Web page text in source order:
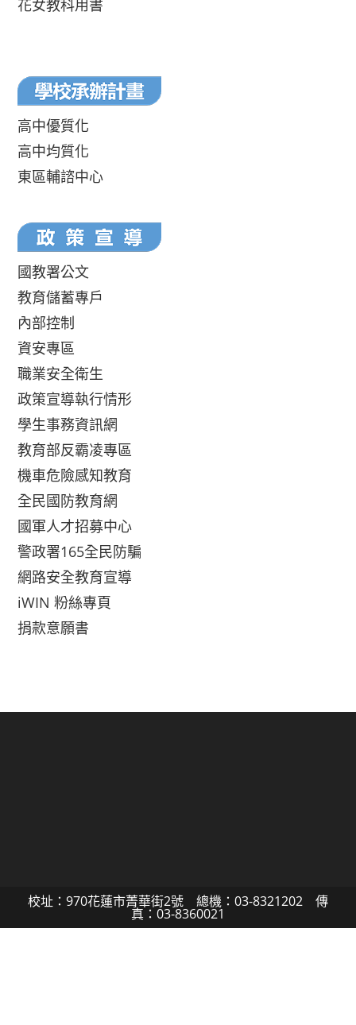
花女教科用書
高中優質化
高中均質化
東區輔諮中心
國教署公文
教育儲蓄專戶
內部控制
資安專區
職業安全衛生
政策宣導執行情形
學生事務資訊網
教育部反霸凌專區
機車危險感知教育
全民國防教育網
國軍人才招募中心
警政署165全民防騙
網路安全教育宣導
iWIN 粉絲專頁
捐款意願書
校址：970花蓮市菁華街2號 總機：03-8321202 傳
真：03-8360021